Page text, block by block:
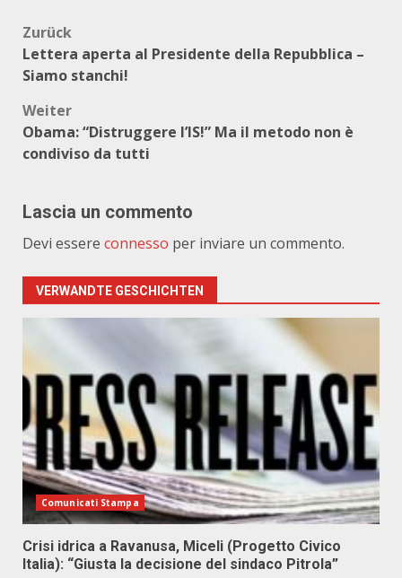
Beitragsnavigation
Zurück
Lettera aperta al Presidente della Repubblica –
Siamo stanchi!
Weiter
Obama: “Distruggere l’IS!” Ma il metodo non è
condiviso da tutti
Lascia un commento
Devi essere connesso per inviare un commento.
VERWANDTE GESCHICHTEN
Comunicati Stampa
Crisi idrica a Ravanusa, Miceli (Progetto Civico
Italia): “Giusta la decisione del sindaco Pitrola”